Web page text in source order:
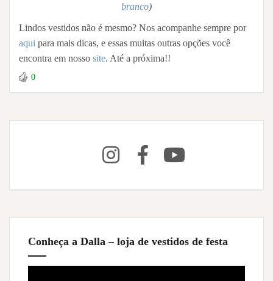
branco)
Lindos vestidos não é mesmo? Nos acompanhe sempre por
aqui para mais dicas, e essas muitas outras opções você
encontra em nosso site. Até a próxima!!
0
Conheça a Dalla – loja de vestidos de festa